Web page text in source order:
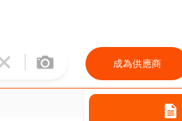
成為供應商